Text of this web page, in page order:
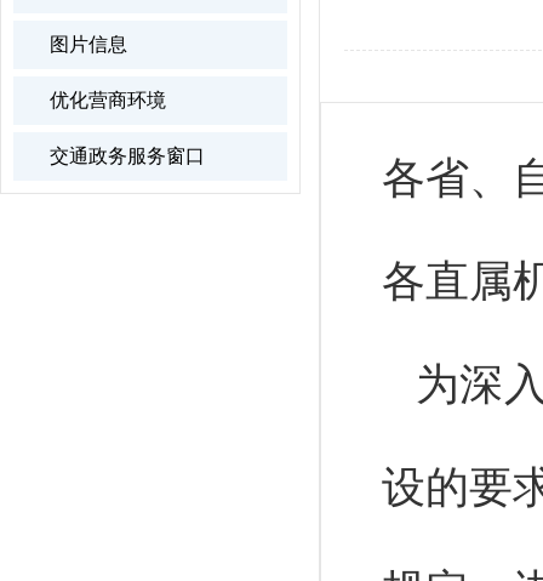
图片信息
优化营商环境
交通政务服务窗口 各省、
各直属
为深
设的要